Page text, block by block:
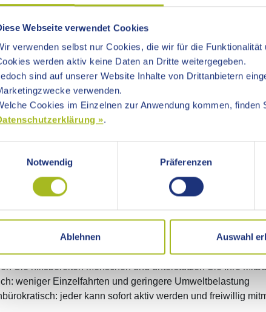
Webseite verwendet Cookies
verwenden selbst nur Cookies, die wir für die
werden aktiv keine Daten an Dritte weitergegeben.
sind auf unserer Website Inhalte von Drittanbietern
verwenden.
Cookies im Einzelnen zur Anwendung kommen, finden
».
Notwendig
Präferenzen
Ablehnen Auswahl
des Ostalbkreises gibt es bereits Mitfahrbänkle.
keine Fahrkarte oder Registrierung nötig, spontan
Sie hilfsbereiten Menschen und unterstützen Sie Ihre
weniger Einzelfahrten und geringere Umweltbelastung
jeder kann sofort aktiv werden und freiwillig